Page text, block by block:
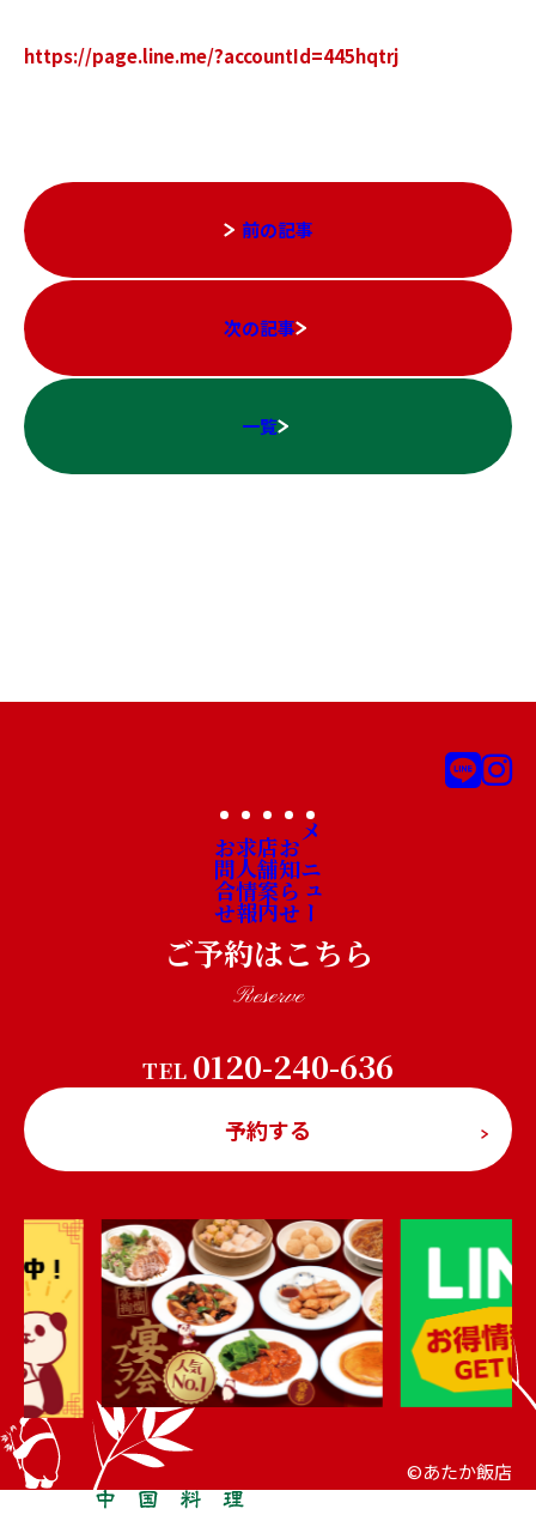
https://page.line.me/?accountId=445hqtrj
前の記事
次の記事
一覧
ご予約はこちら
Reserve
TEL 0120-240-636
予約する
メニュー
お知らせ
店舗案内
求人情報
お問合せ
©あたか飯店